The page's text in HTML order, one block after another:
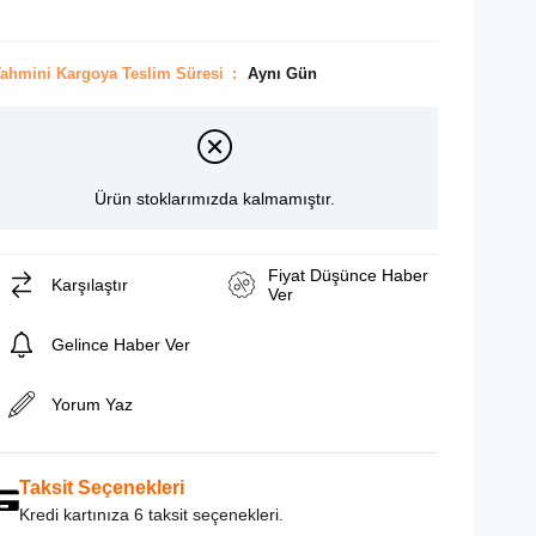
Kargoya Teslim Süresi : Aynı Gün
Ürün stoklarımızda kalmamıştır.
Karşılaştır
Fiyat Düşünce Haber
Ver
Gelince Haber Ver
Yorum Yaz
Taksit Seçenekleri
Kredi kartınıza 6 taksit seçenekleri.